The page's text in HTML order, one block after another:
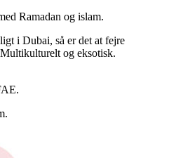
Ramadan og islam.
i Dubai, så er det at fejre
og eksotisk.